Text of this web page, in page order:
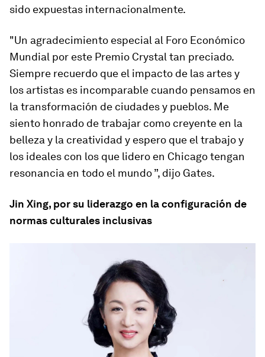
sido expuestas internacionalmente.
"Un agradecimiento especial al Foro Económico
Mundial por este Premio Crystal tan preciado.
Siempre recuerdo que el impacto de las artes y
los artistas es incomparable cuando pensamos en
la transformación de ciudades y pueblos. Me
siento honrado de trabajar como creyente en la
belleza y la creatividad y espero que el trabajo y
los ideales con los que lidero en Chicago tengan
resonancia en todo el mundo ”, dijo Gates.
Jin Xing, por su liderazgo en la configuración de
normas culturales inclusivas